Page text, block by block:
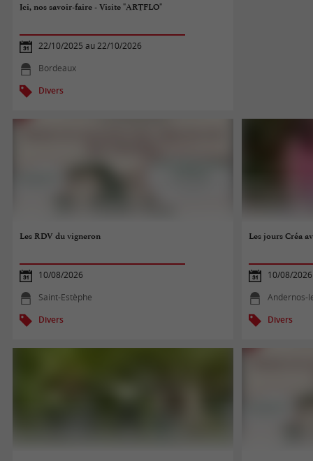
Ici, nos savoir-faire - Visite "ARTFLO"
22/10/2025 au 22/10/2026
Bordeaux
Divers
Les RDV du vigneron
10/08/2026
Saint-Estèphe
Divers
Les jours Créa
10/08/2026
Andernos-
Divers